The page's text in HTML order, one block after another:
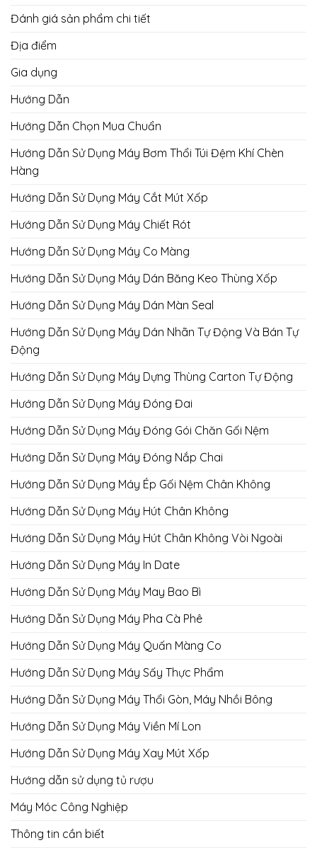
Đánh giá sản phẩm chi tiết
Địa điểm
Gia dụng
Hướng Dẫn
Hướng Dẫn Chọn Mua Chuẩn
Hướng Dẫn Sử Dụng Máy Bơm Thổi Túi Đệm Khí Chèn
Hàng
Hướng Dẫn Sử Dụng Máy Cắt Mút Xốp
Hướng Dẫn Sử Dụng Máy Chiết Rót
Hướng Dẫn Sử Dụng Máy Co Màng
Hướng Dẫn Sử Dụng Máy Dán Băng Keo Thùng Xốp
Hướng Dẫn Sử Dụng Máy Dán Màn Seal
Hướng Dẫn Sử Dụng Máy Dán Nhãn Tự Động Và Bán Tự
Động
Hướng Dẫn Sử Dụng Máy Dựng Thùng Carton Tự Động
Hướng Dẫn Sử Dụng Máy Đóng Đai
Hướng Dẫn Sử Dụng Máy Đóng Gói Chăn Gối Nệm
Hướng Dẫn Sử Dụng Máy Đóng Nắp Chai
Hướng Dẫn Sử Dụng Máy Ép Gối Nệm Chân Không
Hướng Dẫn Sử Dụng Máy Hút Chân Không
Hướng Dẫn Sử Dụng Máy Hút Chân Không Vòi Ngoài
Hướng Dẫn Sử Dụng Máy In Date
Hướng Dẫn Sử Dụng Máy May Bao Bì
Hướng Dẫn Sử Dụng Máy Pha Cà Phê
Hướng Dẫn Sử Dụng Máy Quấn Màng Co
Hướng Dẫn Sử Dụng Máy Sấy Thực Phẩm
Hướng Dẫn Sử Dụng Máy Thổi Gòn, Máy Nhồi Bông
Hướng Dẫn Sử Dụng Máy Viền Mí Lon
Hướng Dẫn Sử Dụng Máy Xay Mút Xốp
Hướng dẫn sử dụng tủ rượu
Máy Móc Công Nghiệp
Thông tin cần biết